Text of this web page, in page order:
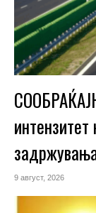
9 август, 2026